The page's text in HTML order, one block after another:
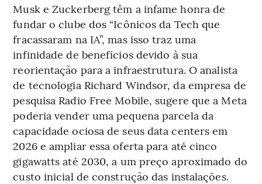
Musk e Zuckerberg têm a infame honra de
fundar o clube dos “Icônicos da Tech que
fracassaram na IA”, mas isso traz uma
infinidade de benefícios devido à sua
reorientação para a infraestrutura. O analista
de tecnologia Richard Windsor, da empresa de
pesquisa Radio Free Mobile, sugere que a Meta
poderia vender uma pequena parcela da
capacidade ociosa de seus data centers em
2026 e ampliar essa oferta para até cinco
gigawatts até 2030, a um preço aproximado do
custo inicial de construção das instalações.